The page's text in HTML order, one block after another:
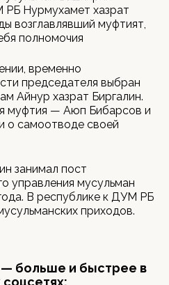
Нурмухамет хазрат
возглавлявший муфтият,
полномочия
временно
председателя выбран
Айнур хазрат Биргалин.
муфтия — Аюп Бибарсов и
о самоотводе своей
занимал пост
управления мусульман
В республике к ДУМ РБ
приходов.
больше и быстрее в